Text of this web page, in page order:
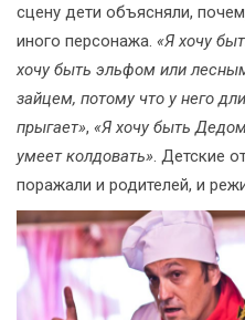
сцену дети объясняли,
иного персонажа. «Я хочу
хочу быть эльфом или
зайцем, потому что у него
прыгает», «Я хочу быть
умеет колдовать» . Детские
поражали и родителей, и